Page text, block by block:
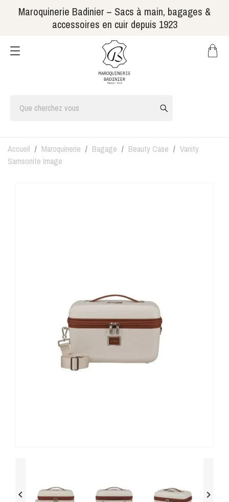
Maroquinerie Badinier – Sacs à main, bagages &
accessoires en cuir depuis 1923
Accueil Maroquinerie Bagage Beauty Case
Vanity
Samsonite Image
 